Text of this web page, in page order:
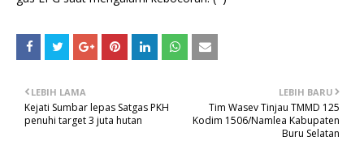
LEBIH BARU
Tim Wasev Tinjau TMMD 125
Kodim 1506/Namlea Kabupaten
Buru Selatan
LEBIH LAMA
Kejati Sumbar lepas Satgas PKH
penuhi target 3 juta hutan